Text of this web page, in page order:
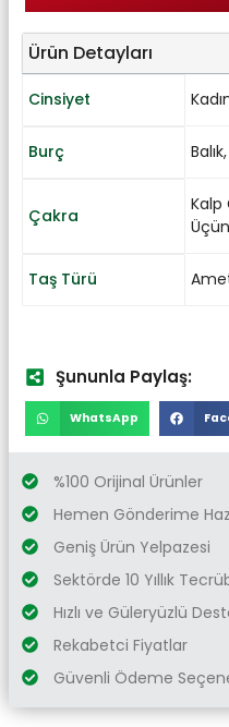
Ürün Detayları
Cinsiyet
Burç Balık,
Çakra
Kalp
Taş Türü
Şununla Paylaş:
WhatsApp
%100 Orijinal Ürünler
Hemen Gönderime
Geniş Ürün Yelpazesi
Sektörde 10 Yıllık
Hızlı ve Güleryüzlü
Rekabetci Fiyatlar
Güvenli Ödeme